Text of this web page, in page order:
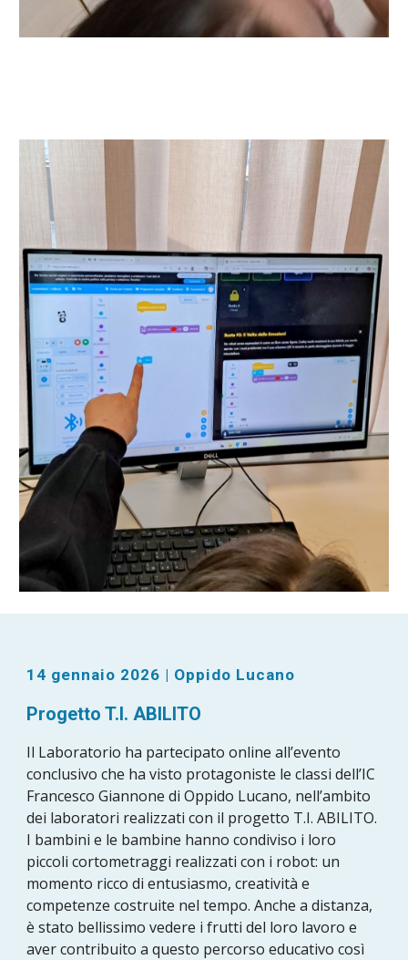
14 gennaio 2026 | Oppido Lucano
Progetto T.I. ABILITO
Il Laboratorio ha partecipato online all’evento
conclusivo che ha visto protagoniste le classi dell’IC
Francesco Giannone di Oppido Lucano, nell’ambito
dei laboratori realizzati con il progetto T.I. ABILITO.
I bambini e le bambine hanno condiviso i loro
piccoli cortometraggi realizzati con i robot: un
momento ricco di entusiasmo, creatività e
competenze costruite nel tempo. Anche a distanza,
è stato bellissimo vedere i frutti del loro lavoro e
aver contribuito a questo percorso educativo così